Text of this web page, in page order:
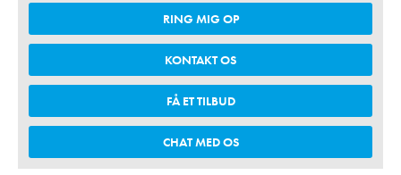
RING MIG OP
KONTAKT OS
FÅ ET TILBUD
CHAT MED OS